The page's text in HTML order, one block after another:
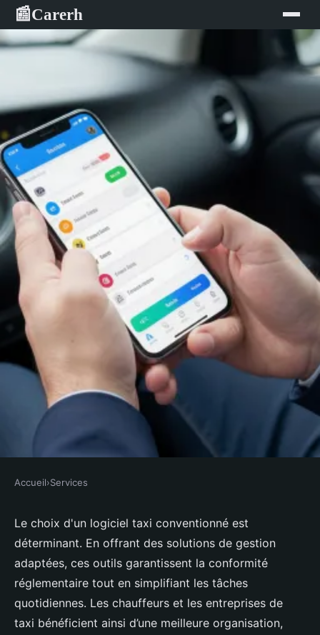
📰Carerh
Logiciel taxi conventionné : la
solution tout-en-un pour les
taxis
Victor•18/10/2024 15:13•7 min de lecture
Accueil›Services
Le choix d'un logiciel taxi conventionné est
déterminant. En offrant des solutions de gestion
adaptées, ces outils garantissent la conformité
réglementaire tout en simplifiant les tâches
quotidiennes. Les chauffeurs et les entreprises de
taxi bénéficient ainsi d’une meilleure organisation,